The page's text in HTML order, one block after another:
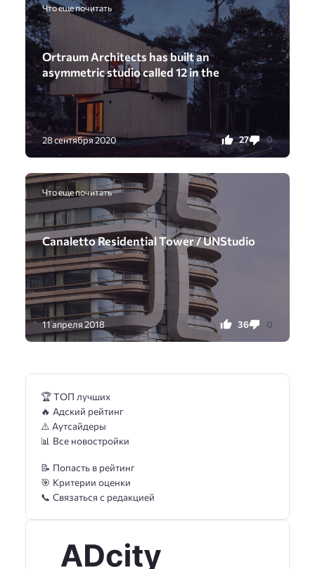
Что еще почитать
Ortraum Architects has built an
asymmetric studio called 12 in the
28 сентября 2020 27 0
Что еще почитать
Canaletto Residential Tower / UNStudio
11 апреля 2018 36 0
🏆 ТОП лучших
🔥 Адский рейтинг
⚠️ Аутсайдеры
📊 Все новостройки
📝 Попасть в рейтинг
🎯 Критерии оценки
📞 Связаться с редакцией